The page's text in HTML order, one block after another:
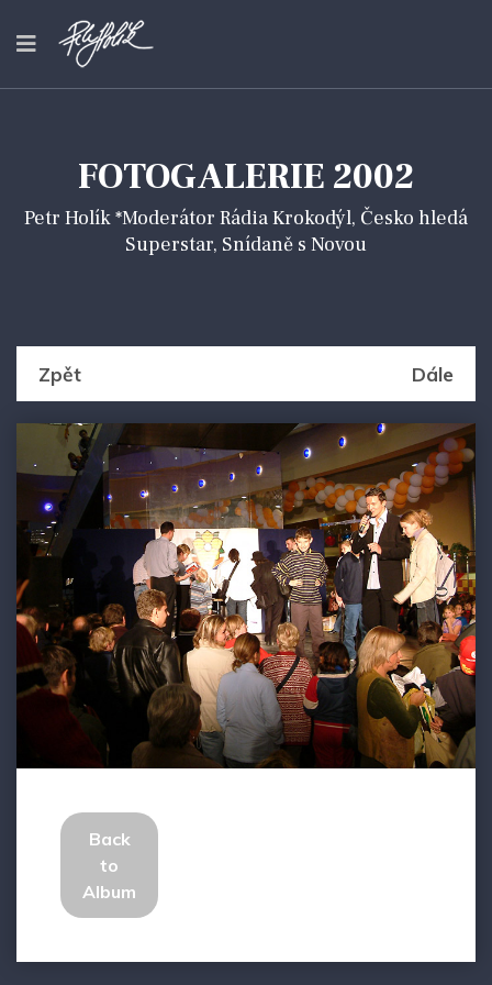
FOTOGALERIE 2002
Petr Holík *Moderátor Rádia Krokodýl, Česko hledá
Superstar, Snídaně s Novou
Zpět Dále
Back
to
Album